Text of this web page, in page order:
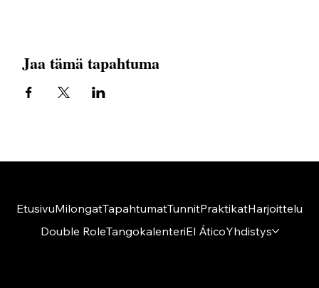
Jaa tämä tapahtuma
EtusivuMilongatTapahtumatTunnitPraktikatHarjoittelu
Double RoleTangokalenteriEl ÁticoYhdistys